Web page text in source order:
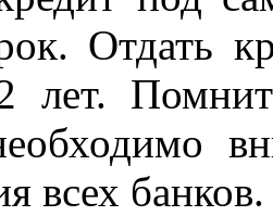
Отдать
лет.
всех